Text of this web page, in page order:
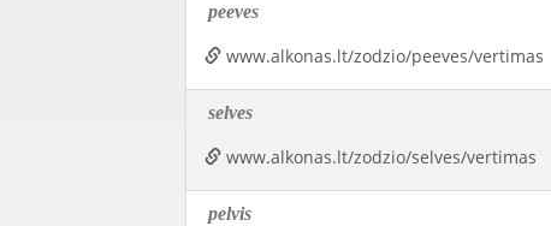
peeves
www.alkonas.lt/zodzio/peeves/vertimas
selves
www.alkonas.lt/zodzio/selves/vertimas
pelvis